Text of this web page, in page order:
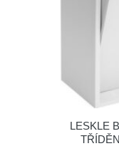
LESKLE